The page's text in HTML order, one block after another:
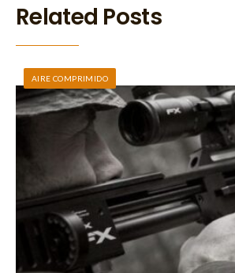
Related Posts
AIRE COMPRIMIDO